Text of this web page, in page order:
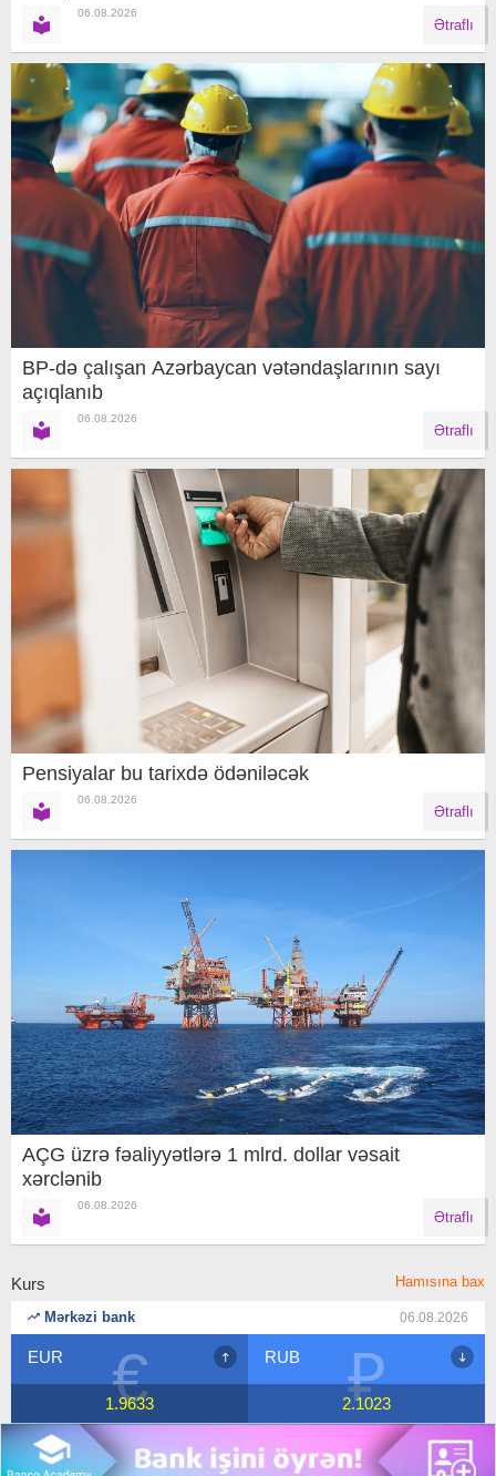
06.08.2026
Ətraflı
BP-də çalışan Azərbaycan vətəndaşlarının sayı
açıqlanıb
06.08.2026
Ətraflı
Pensiyalar bu tarixdə ödəniləcək
06.08.2026
Ətraflı
AÇG üzrə fəaliyyətlərə 1 mlrd. dollar vəsait
xərclənib
06.08.2026
Ətraflı
Kurs Hamısına bax
Mərkəzi bank 06.08.2026
€
EUR
1.9633 ₽
RUB
2.1023